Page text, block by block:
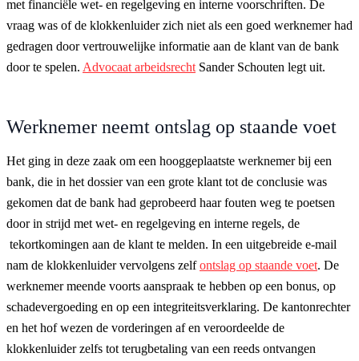
met financiële wet- en regelgeving en interne voorschriften. De
vraag was of de klokkenluider zich niet als een goed werknemer had
gedragen door vertrouwelijke informatie aan de klant van de bank
door te spelen. Advocaat arbeidsrecht Sander Schouten legt uit.
Werknemer neemt ontslag op staande voet
Het ging in deze zaak om een hooggeplaatste werknemer bij een
bank, die in het dossier van een grote klant tot de conclusie was
gekomen dat de bank had geprobeerd haar fouten weg te poetsen
door in strijd met wet- en regelgeving en interne regels, de
tekortkomingen aan de klant te melden. In een uitgebreide e-mail
nam de klokkenluider vervolgens zelfontslag op staande voet. De
werknemer meende voorts aanspraak te hebben op een bonus, op
schadevergoeding en op een integriteitsverklaring. De kantonrechter
en het hof wezen de vorderingen af en veroordeelde de
klokkenluider zelfs tot terugbetaling van een reeds ontvangen